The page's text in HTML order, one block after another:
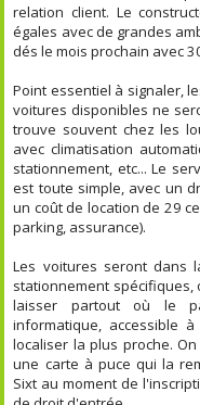
relation client. Le
égales avec de grandes
dés le mois prochain avec
Point essentiel à signaler,
voitures disponibles ne
trouve souvent chez les
avec climatisation
stationnement, etc... Le
est toute simple, avec un
un coût de location de 29
parking, assurance).
Les voitures seront dans
stationnement
laisser partout où le
informatique, accessible
localiser la plus proche.
une carte à puce qui la
Sixt au moment de